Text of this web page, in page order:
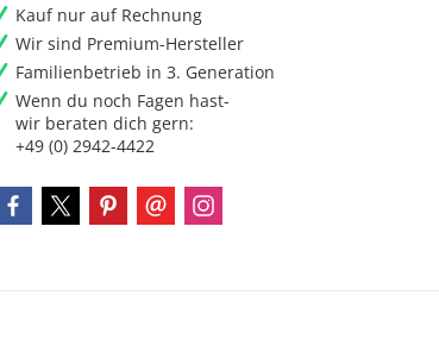
Kauf nur auf Rechnung
Wir sind Premium-Hersteller
Familienbetrieb in 3. Generation
Wenn du noch Fagen hast-
wir beraten dich gern:
+49 (0) 2942-4422